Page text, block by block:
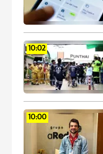
10:02
10:00